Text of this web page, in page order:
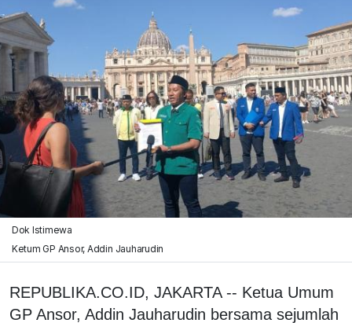
Dok Istimewa
Ketum GP Ansor, Addin Jauharudin
REPUBLIKA.CO.ID, JAKARTA -- Ketua Umum
GP Ansor, Addin Jauharudin bersama sejumlah